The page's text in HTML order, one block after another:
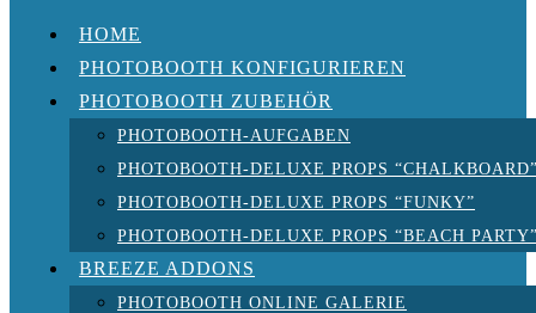
HOME
PHOTOBOOTH KONFIGURIEREN
PHOTOBOOTH ZUBEHÖR
PHOTOBOOTH-AUFGABEN
PHOTOBOOTH-DELUXE PROPS
PHOTOBOOTH-DELUXE PROPS “FUNKY”
PHOTOBOOTH-DELUXE PROPS “BEACH
BREEZE ADDONS
PHOTOBOOTH ONLINE GALERIE